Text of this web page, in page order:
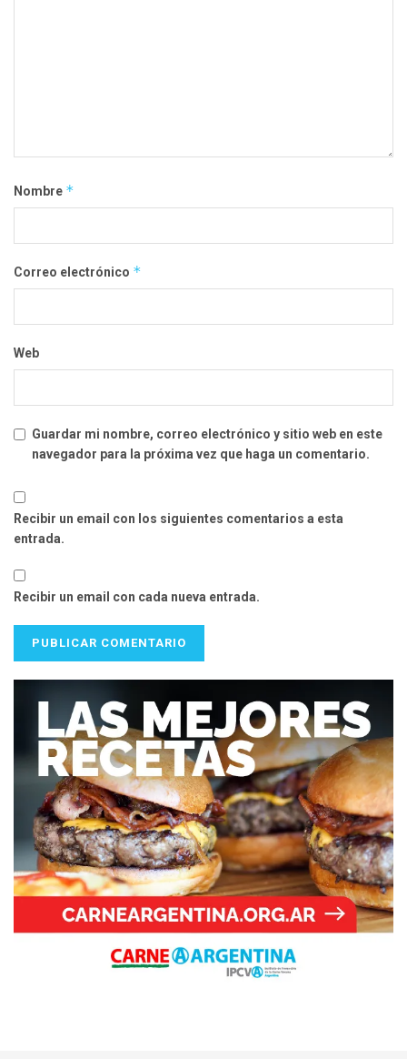
Nombre *
Correo electrónico *
Web
Guardar mi nombre, correo electrónico y sitio web en este
navegador para la próxima vez que haga un comentario.
Recibir un email con los siguientes comentarios a esta
entrada.
Recibir un email con cada nueva entrada.